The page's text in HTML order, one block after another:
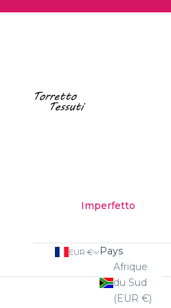
Torretto Tessuti
Imperfetto
EUR €
Pays
Afrique
du Sud
(EUR €)